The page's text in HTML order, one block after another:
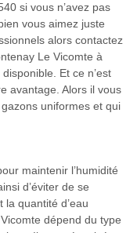
si vous n’avez pas
vous aimez juste
alors contactez
Le Vicomte à
Et ce n’est
avantage. Alors il vous
uniformes et qui
maintenir l’humidité
d’éviter de se
quantité d’eau
dépend du type